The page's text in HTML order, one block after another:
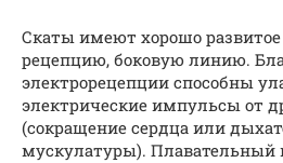
Скаты имеют хорошо
рецепцию, боковую линию.
электрорецепции способны
электрические импульсы от
(сокращение сердца или
мускулатуры). Плавательный